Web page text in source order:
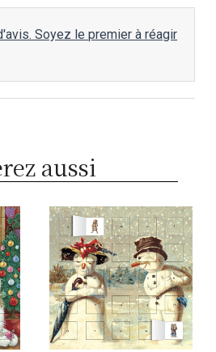
Soyez le premier à réagir
aussi